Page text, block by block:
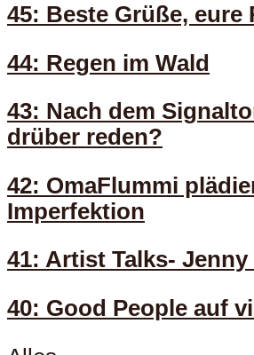
45: Beste Grüße, eure
44: Regen im Wald
43: Nach dem
drüber reden?
42: OmaFlummi
Imperfektion
41: Artist Talks- Jenny
40: Good People auf